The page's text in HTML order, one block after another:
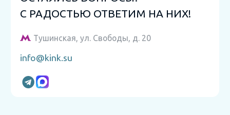
С РАДОСТЬЮ ОТВЕТИМ НА НИХ!
Тушинская, ул. Свободы, д. 20
info@kink.su